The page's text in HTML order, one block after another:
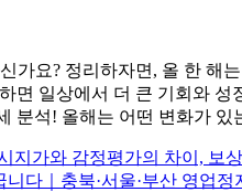
가요? 정리하자면, 올 한
일상에서 더 큰 기회와
분석! 올해는 어떤 변화가
지가와 감정평가의 차이, 보
다｜충북·서울·부산 영업정